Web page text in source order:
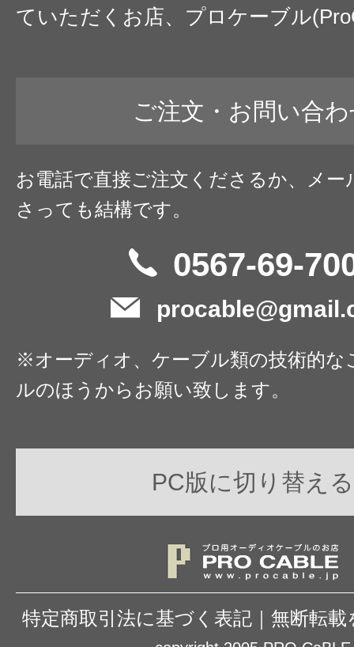
ていただくお店、プロケーブル
ご注文・お問い合
お電話で直接ご注文くださるか、メー
さっても結構です。
0567-69-
※オーディオ、ケーブル類の技術的な
ルのほうからお願い致します。
PC版に切り替える
特定商取引法に基づく表記 無断転載